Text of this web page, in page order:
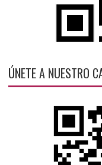
ÚNETE A NUESTRO